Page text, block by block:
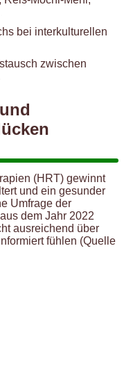
bei interkulturellen
zwischen
(HRT) gewinnt
und ein gesunder
Umfrage der
dem Jahr 2022
ausreichend über
fühlen (Quelle